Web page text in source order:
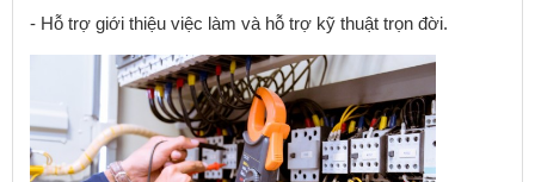
- Hỗ trợ giới thiệu việc làm và hỗ trợ kỹ thuật trọn đời.